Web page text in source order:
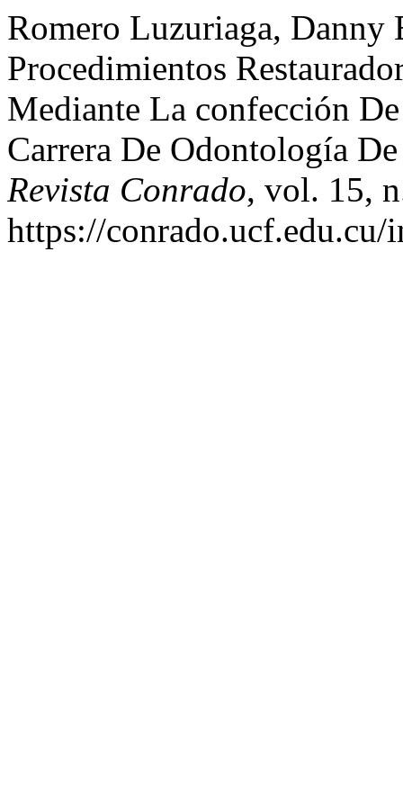
Romero Luzuriaga,
Procedimientos
Mediante La confección
Carrera De Odontología
Revista Conrado, vol. 15,
https://